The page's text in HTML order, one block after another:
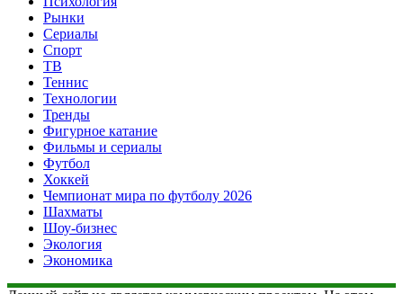
Рынки
Сериалы
Спорт
ТВ
Теннис
Технологии
Тренды
Фигурное катание
Фильмы и сериалы
Футбол
Хоккей
Чемпионат мира по футболу 2026
Шахматы
Шоу-бизнес
Экология
Экономика